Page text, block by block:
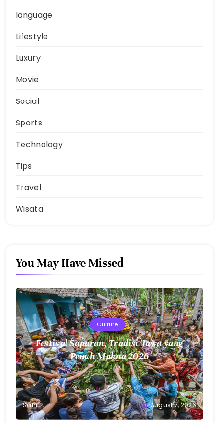
language
Lifestyle
Luxury
Movie
Social
Sports
Technology
Tips
Travel
Wisata
You May Have Missed
Culture
Festival Saparan, Tradisi Jawa yang
Penuh Makna 2026
Sahil August 7, 2026